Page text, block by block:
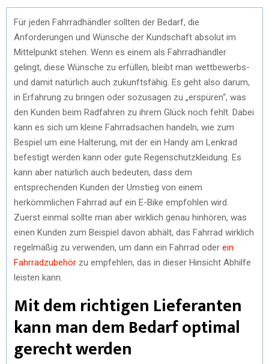
Für jeden Fahrradhändler sollten der Bedarf, die
Anforderungen und Wünsche der Kundschaft absolut im
Mittelpunkt stehen. Wenn es einem als Fahrradhändler
gelingt, diese Wünsche zu erfüllen, bleibt man wettbewerbs-
und damit natürlich auch zukunftsfähig. Es geht also darum,
in Erfahrung zu bringen oder sozusagen zu „erspüren“, was
den Kunden beim Radfahren zu ihrem Glück noch fehlt. Dabei
kann es sich um kleine Fahrradsachen handeln, wie zum
Bespiel um eine Halterung, mit der ein Handy am Lenkrad
befestigt werden kann oder gute Regenschutzkleidung. Es
kann aber natürlich auch bedeuten, dass dem
entsprechenden Kunden der Umstieg von einem
herkömmlichen Fahrrad auf ein E-Bike empfohlen wird.
Zuerst einmal sollte man aber wirklich genau hinhören, was
einen Kunden zum Beispiel davon abhält, das Fahrrad wirklich
regelmäßig zu verwenden, um dann ein Fahrrad oder ein
Fahrradzubehör zu empfehlen, das in dieser Hinsicht Abhilfe
leisten kann.
Mit dem richtigen Lieferanten
kann man dem Bedarf optimal
gerecht werden